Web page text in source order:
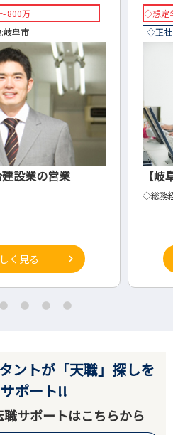
800万
岐阜市
建設業の営業
く見る
◇想定
◇正
【
◇総務
ントが「天職」探しを
サポート!!
サポートはこちらから